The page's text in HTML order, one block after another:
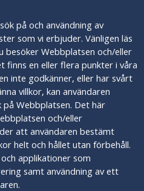
på och användning av
som vi erbjuder. Vänligen läs
besöker Webbplatsen och/eller
finns en eller flera punkter i våra
inte godkänner, eller har svårt
villkor, kan användaren
Webbplatsen. Det här
och/eller
att användaren bestämt
helt och hållet utan förbehåll.
applikationer som
samt användning av ett